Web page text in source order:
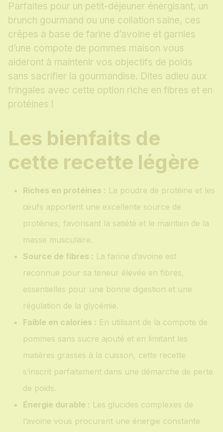
Parfaites pour un petit-déjeuner énergisant, un
brunch gourmand ou une collation saine, ces
crêpes à base de farine d’avoine et garnies
d’une compote de pommes maison vous
aideront à maintenir vos objectifs de poids
sans sacrifier la gourmandise. Dites adieu aux
fringales avec cette option riche en fibres et en
protéines !
Les bienfaits de
cette recette légère
Riches en protéines : La poudre de protéine et les
œufs apportent une excellente source de
protéines, favorisant la satiété et le maintien de la
masse musculaire.
Source de fibres : La farine d’avoine est
reconnue pour sa teneur élevée en fibres,
essentielles pour une bonne digestion et une
régulation de la glycémie.
Faible en calories : En utilisant de la compote de
pommes sans sucre ajouté et en limitant les
matières grasses à la cuisson, cette recette
s’inscrit parfaitement dans une démarche de perte
de poids.
Énergie durable : Les glucides complexes de
l’avoine vous procurent une énergie constante